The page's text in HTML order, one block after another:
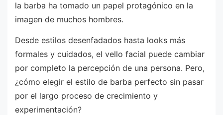
la barba ha tomado un papel protagónico en la
imagen de muchos hombres.
Desde estilos desenfadados hasta looks más
formales y cuidados, el vello facial puede cambiar
por completo la percepción de una persona. Pero,
¿cómo elegir el estilo de barba perfecto sin pasar
por el largo proceso de crecimiento y
experimentación?